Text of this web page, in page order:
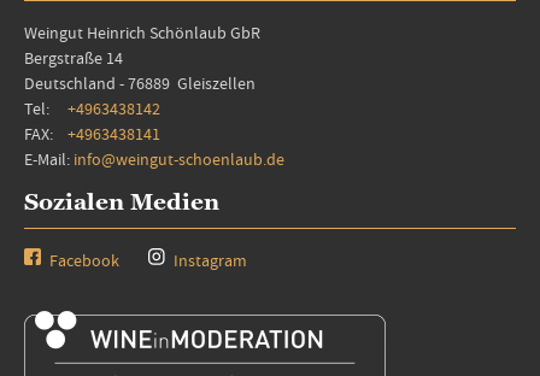
Weingut Heinrich Schönlaub GbR
Bergstraße 14
Deutschland - 76889 Gleiszellen
Tel: +4963438142
FAX: +4963438141
E-Mail: info@weingut-schoenlaub.de
Sozialen Medien
Facebook Instagram